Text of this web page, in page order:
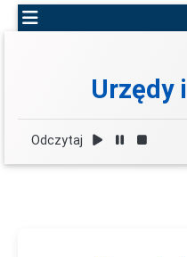
Urzędy
Odczytaj